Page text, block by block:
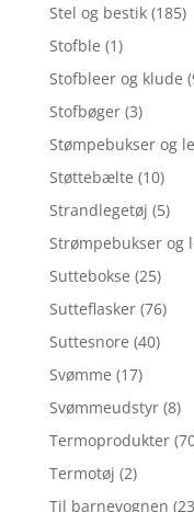
Stel og bestik (185)
Stofble (1)
Stofbleer og klude
Stofbøger (3)
Stømpebukser og
Støttebælte (10)
Strandlegetøj (5)
Strømpebukser og
Suttebokse (25)
Sutteflasker (76)
Suttesnore (40)
Svømme (17)
Svømmeudstyr (8)
Termoprodukter
Termotøj (2)
Til barnevognen